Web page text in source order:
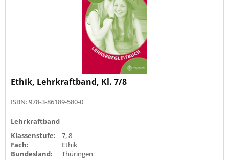
Ethik, Lehrkraftband, Kl. 7/8
ISBN: 978-3-86189-580-0
Lehrkraftband
Klassenstufe:
7, 8
Fach:
Ethik
Bundesland:
Thüringen